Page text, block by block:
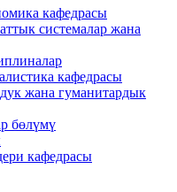
кафедрасы
системалар жана
кафедрасы
жана гуманитардык
бөлүмү
кафедрасы